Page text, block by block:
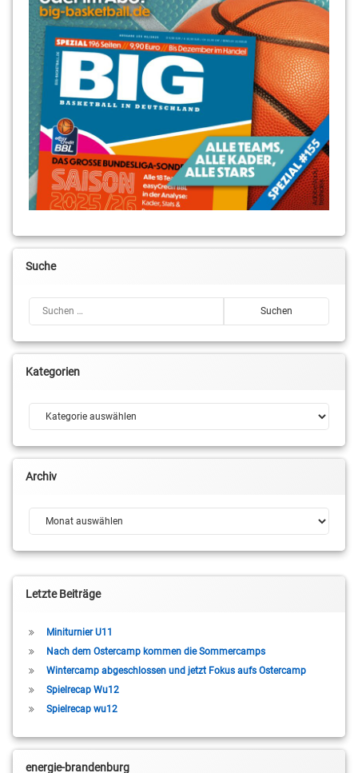
Suche
Kategorien
Kategorien
Archiv
Archiv
Letzte Beiträge
Miniturnier U11
Nach dem Ostercamp kommen die Sommercamps
Wintercamp abgeschlossen und jetzt Fokus aufs Ostercamp
Spielrecap Wu12
Spielrecap wu12
energie-brandenburg